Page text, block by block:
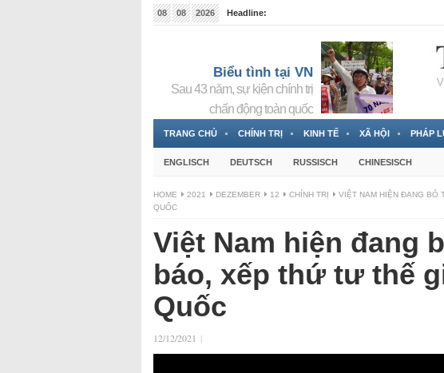
08 08 2026
Headline:
Biểu tình tại VN
Sau 43 năm, sự kiện chính trị
chấn động toàn quốc
TRANG CHỦ CHÍNH TRỊ KINH TẾ XÃ HỘI PHÁP
ENGLISCH DEUTSCH RUSSISCH CHINESISCH
HOME 2021 DEZEMBER 12 CHÍNH TRỊ
VIỆT NAM HIỆN ĐANG BỎ
QUỐC
Việt Nam hiện đang
báo, xếp thứ tư thế
Quốc
12/12/2021 |